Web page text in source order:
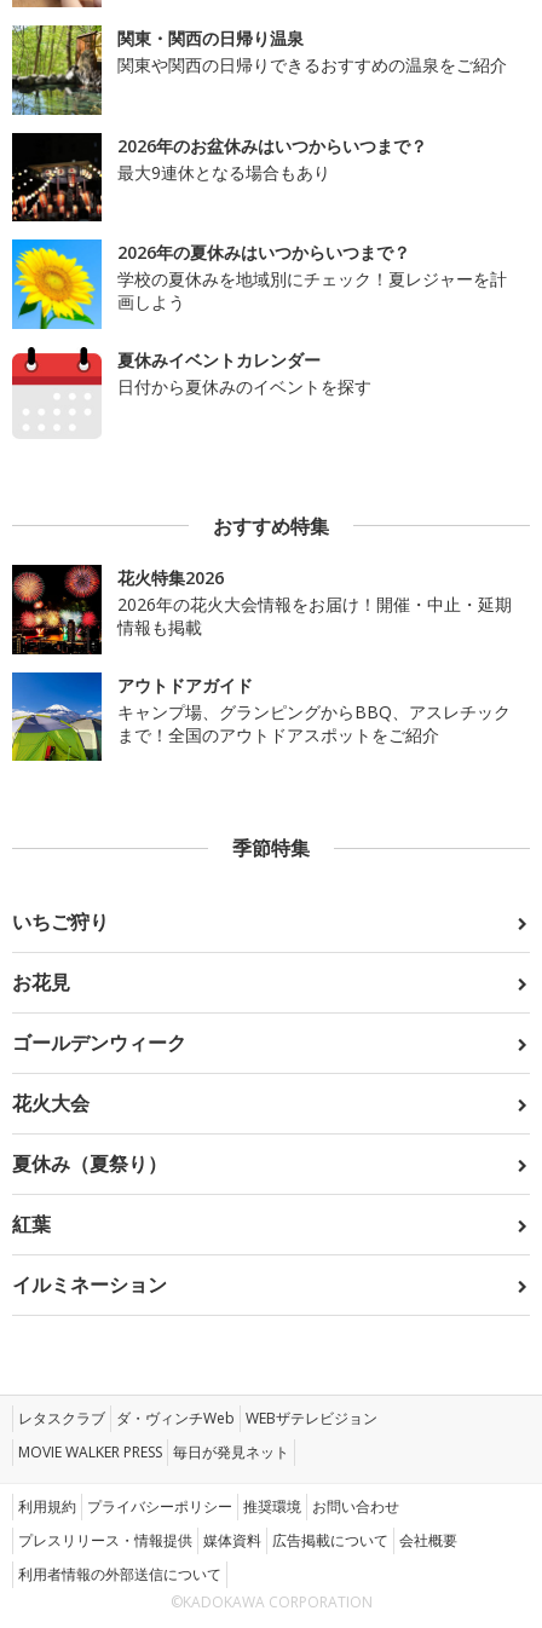
関東・関西の日帰り温泉
関東や関西の日帰りできるおすすめの温泉をご紹介
2026年のお盆休みはいつからいつまで？
最大9連休となる場合もあり
2026年の夏休みはいつからいつまで？
学校の夏休みを地域別にチェック！夏レジャーを計
画しよう
夏休みイベントカレンダー
日付から夏休みのイベントを探す
おすすめ特集
花火特集2026
2026年の花火大会情報をお届け！開催・中止・延期
情報も掲載
アウトドアガイド
キャンプ場、グランピングからBBQ、アスレチック
まで！全国のアウトドアスポットをご紹介
季節特集
いちご狩り
お花見
ゴールデンウィーク
花火大会
夏休み（夏祭り）
紅葉
イルミネーション
レタスクラブ ダ・ヴィンチWeb WEBザテレビジョン
MOVIE WALKER PRESS 毎日が発見ネット
利用規約 プライバシーポリシー 推奨環境 お問い合わせ
プレスリリース・情報提供 媒体資料 広告掲載について 会社概要
利用者情報の外部送信について
©KADOKAWA CORPORATION